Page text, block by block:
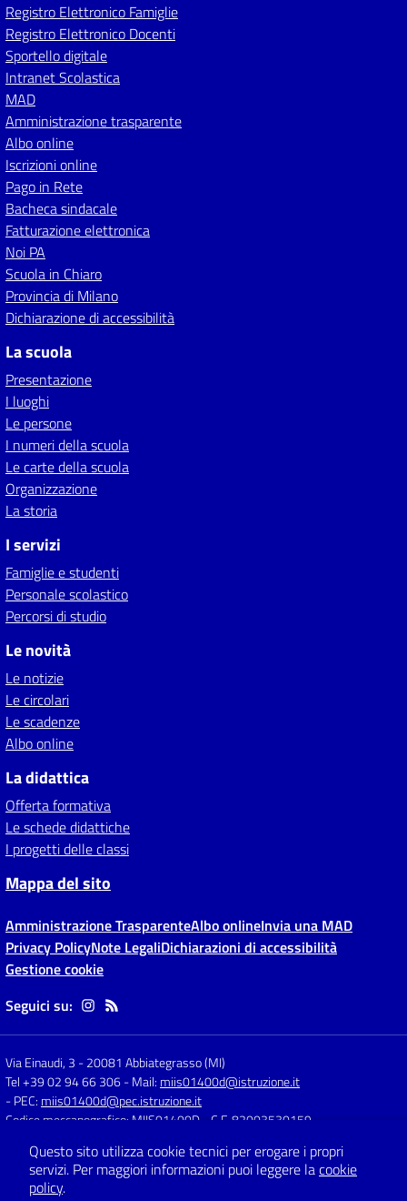
Registro Elettronico Famiglie
Registro Elettronico Docenti
Sportello digitale
Intranet Scolastica
MAD
Amministrazione trasparente
Albo online
Iscrizioni online
Pago in Rete
Bacheca sindacale
Fatturazione elettronica
Noi PA
Scuola in Chiaro
Provincia di Milano
Dichiarazione di accessibilità
La scuola
Presentazione
I luoghi
Le persone
I numeri della scuola
Le carte della scuola
Organizzazione
La storia
I servizi
Famiglie e studenti
Personale scolastico
Percorsi di studio
Le novità
Le notizie
Le circolari
Le scadenze
Albo online
La didattica
Offerta formativa
Le schede didattiche
I progetti delle classi
Mappa del sito
Amministrazione TrasparenteAlbo onlineInvia una MAD
Privacy PolicyNote LegaliDichiarazioni di accessibilità
Gestione cookie
Seguici su:
Via Einaudi, 3 -20081 Abbiategrasso (MI)
Tel +39 02 94 66 306- Mail: miis01400d@istruzione.it
- PEC: miis01400d@pec.istruzione.it
Codice meccanografico: MIIS01400D
- C.F. 82003530159
Concept & Design by
Designers Italia
Questo sito utilizza cookie tecnici per erogare i propri
servizi. Per maggiori informazioni puoi leggere lacookie
policy.